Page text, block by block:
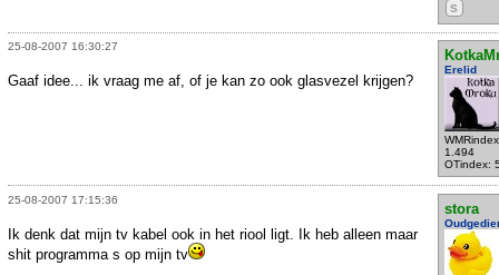
S
25-08-2007 16:30:27
Erelid
1.494
OTindex:
Gaaf idee... ik vraag me af, of je kan zo ook glasvezel krijgen?
25-08-2007 17:15:36
stora
Ik denk dat mijn tv kabel ook in het riool ligt. Ik heb alleen maar
shit programma s op mijn tv